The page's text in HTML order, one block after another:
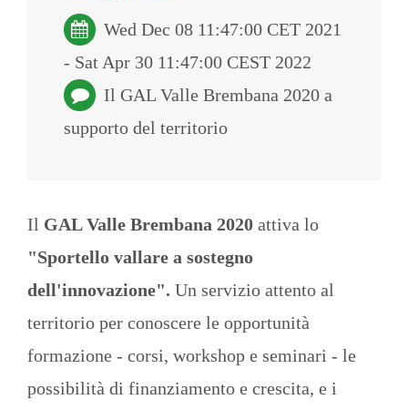
Wed Dec 08 11:47:00 CET 2021
- Sat Apr 30 11:47:00 CEST 2022
Il GAL Valle Brembana 2020 a
supporto del territorio
Il GAL Valle Brembana 2020 attiva lo
"Sportello vallare a sostegno
dell'innovazione". Un servizio attento al
territorio per conoscere le opportunità
formazione - corsi, workshop e seminari - le
possibilità di finanziamento e crescita, e i